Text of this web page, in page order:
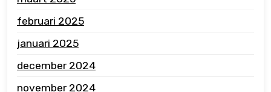
februari 2025
januari 2025
december 2024
november 2024